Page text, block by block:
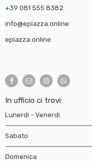
+39 081 555 8382
info@epiazza.online
epiazza.online
In ufficio ci trovi:
Lunerdì - Venerdì
Sabato
Domenica